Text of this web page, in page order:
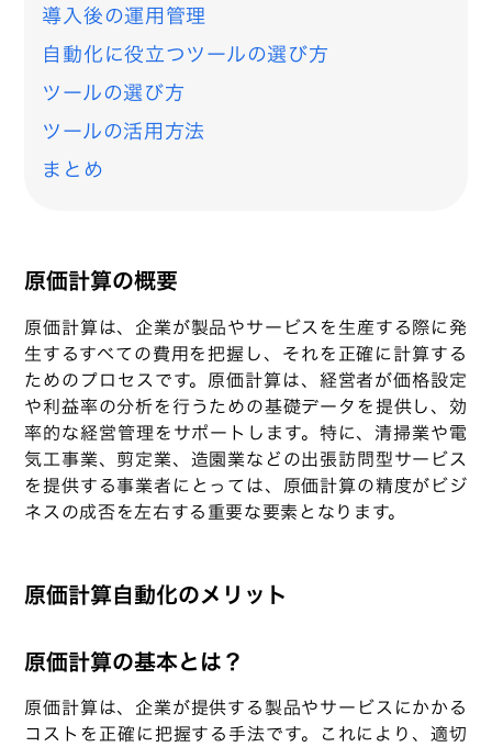
導入後の運用管理
自動化に役立つツールの選び方
ツールの選び方
ツールの活用方法
まとめ
原価計算の概要
原価計算は、企業が製品やサービスを生産する際に発
生するすべての費用を把握し、それを正確に計算する
ためのプロセスです。原価計算は、経営者が価格設定
や利益率の分析を行うための基礎データを提供し、効
率的な経営管理をサポートします。特に、清掃業や電
気工事業、剪定業、造園業などの出張訪問型サービス
を提供する事業者にとっては、原価計算の精度がビジ
ネスの成否を左右する重要な要素となります。
原価計算自動化のメリット
原価計算の基本とは？
原価計算は、企業が提供する製品やサービスにかかる
コストを正確に把握する手法です。これにより、適切